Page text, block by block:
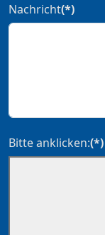
Nachricht(*)
Bitte anklicken:(*)